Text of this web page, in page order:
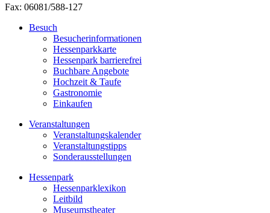
Fax: 06081/588-127
Besuch
Besucherinformationen
Hessenparkkarte
Hessenpark barrierefrei
Buchbare Angebote
Hochzeit & Taufe
Gastronomie
Einkaufen
Veranstaltungen
Veranstaltungskalender
Veranstaltungstipps
Sonderausstellungen
Hessenpark
Hessenparklexikon
Leitbild
Museumstheater